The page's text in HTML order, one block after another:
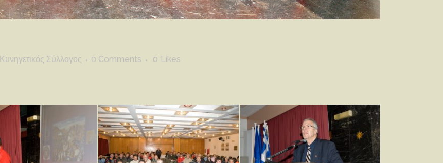
Κυνηγετικός Σύλλογος 0 Comments 0 Likes